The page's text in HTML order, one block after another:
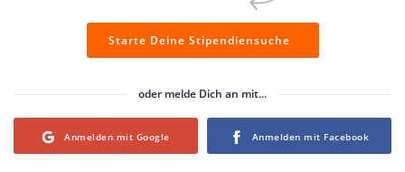
Starte Deine Stipendiensuche
oder melde Dich an mit...
Login with Google Login with Facebook